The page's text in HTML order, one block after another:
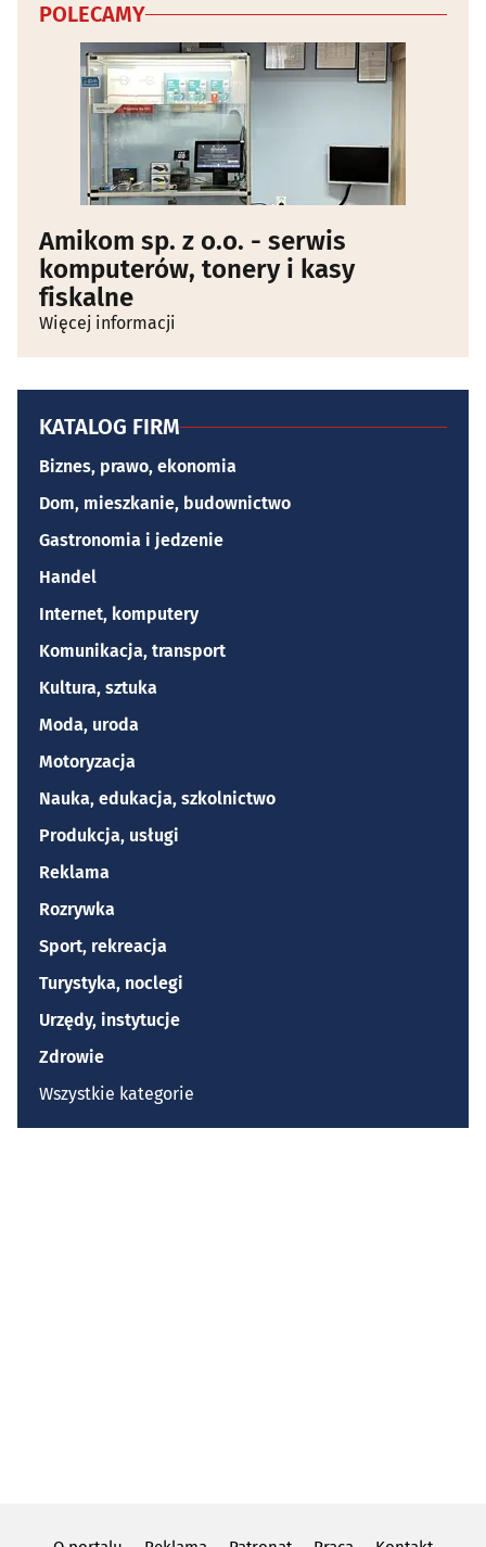
POLECAMY
Amikom sp. z o.o. - serwis
komputerów, tonery i kasy
fiskalne
Więcej informacji
KATALOG FIRM
Biznes, prawo, ekonomia
Dom, mieszkanie, budownictwo
Gastronomia i jedzenie
Handel
Internet, komputery
Komunikacja, transport
Kultura, sztuka
Moda, uroda
Motoryzacja
Nauka, edukacja, szkolnictwo
Produkcja, usługi
Reklama
Rozrywka
Sport, rekreacja
Turystyka, noclegi
Urzędy, instytucje
Zdrowie
Wszystkie kategorie